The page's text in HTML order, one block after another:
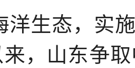
洋生态，实
来，山东争